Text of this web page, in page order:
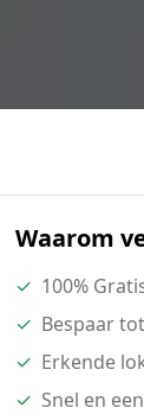
Waarom
✓ 100%
✓ Bespaar
✓ Erkende
✓ Snel en